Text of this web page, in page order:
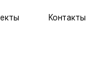
Контакты